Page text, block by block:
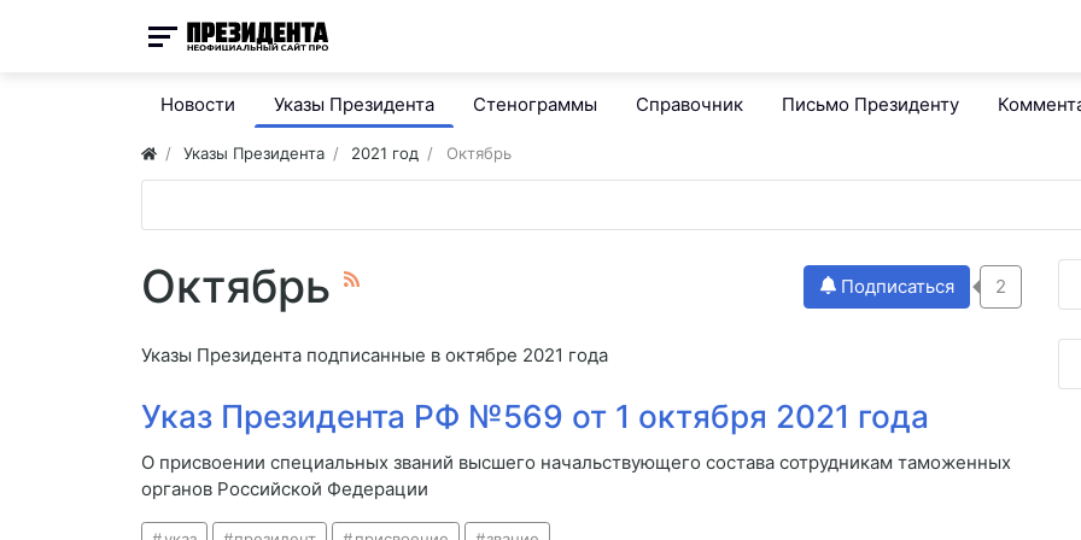
Новости Указы Президента Стенограммы Справочник Письмо Президенту
Указы Президента 2021 год Октябрь
Октябрь Подписаться 2
Указы Президента подписанные в октябре 2021 года
Указ Президента РФ №569 от 1 октября 2021 года
О присвоении специальных званий высшего начальствующего состава сотрудникам таможенных
органов Российской Федерации